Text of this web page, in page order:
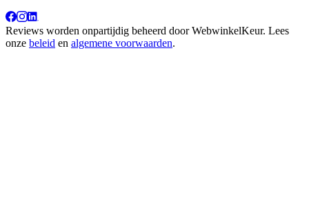
Reviews worden onpartijdig beheerd doorWebwinkelKeur. Lees
onze beleid en algemene voorwaarden.